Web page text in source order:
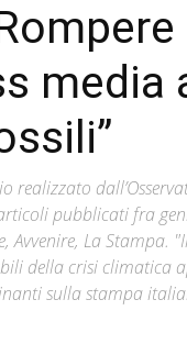
media
realizzato
pubblicati fra
Avvenire, La
della crisi climatica
sulla stampa